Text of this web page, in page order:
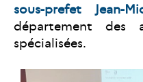
sous-prefet Jean-
département des
spécialisées.